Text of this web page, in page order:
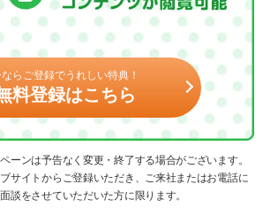
らご登録でうれしい特典！
料登録はこちら
ーンは予告なく変更・終了する場合がございます。
サイトからご登録いただき、ご来社またはお電話に
談をさせていただいた方に限ります。